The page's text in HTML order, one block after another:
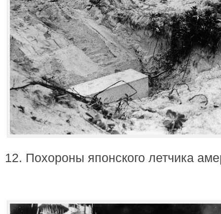
12. Похороны японского летчика